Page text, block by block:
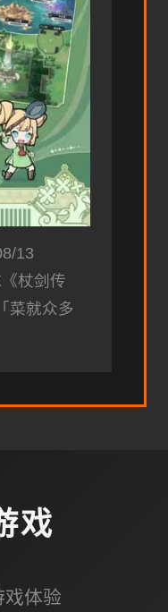
13
杖剑传
菜就众多
戏
戏体验